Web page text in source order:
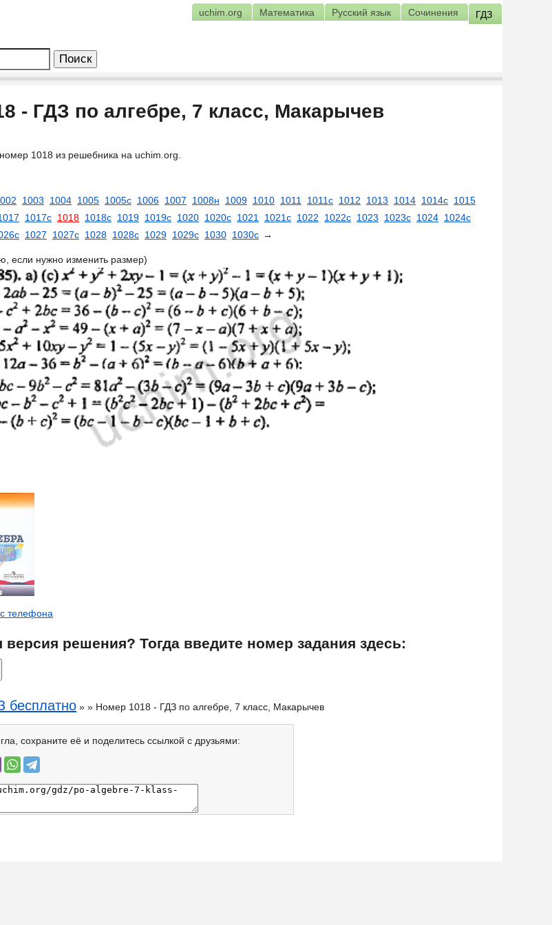
uchim.org Математика Русский язык Сочинения ГДЗ
- ГДЗ по алгебре, 7 класс, Макарычев
1018 из решебника на uchim.org.
1003 1004 1005 1005с 1006 1007 1008н 1009 1010 1011 1011с 1012 1013 1014 1014с 1015
1017с 1018 1018с 1019 1019с 1020 1020с 1021 1021с 1022 1022с 1023 1023с 1024 1024с
1027 1027с 1028 1028с 1029 1029с 1030 1030с →
если нужно изменить размер)
телефона
версия решения? Тогда введите номер задания здесь:
бесплатно » » Номер 1018 - ГДЗ по алгебре, 7 класс, Макарычев
сохраните её и поделитесь ссылкой с друзьями: